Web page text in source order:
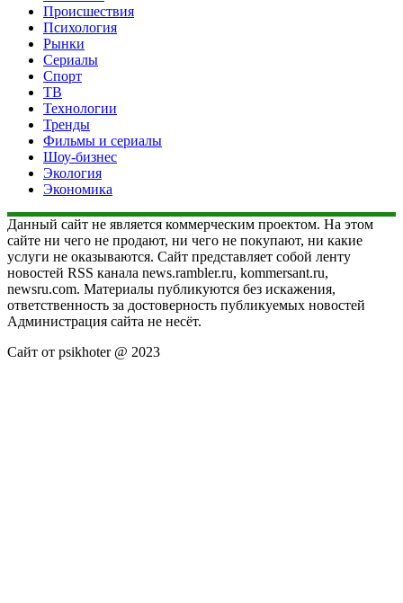
Происшествия
Психология
Рынки
Сериалы
Спорт
ТВ
Технологии
Тренды
Фильмы и сериалы
Шоу-бизнес
Экология
Экономика
Данный сайт не является коммерческим проектом. На этом
сайте ни чего не продают, ни чего не покупают, ни какие
услуги не оказываются. Сайт представляет собой ленту
новостей RSS канала news.rambler.ru, kommersant.ru,
newsru.com. Материалы публикуются без искажения,
ответственность за достоверность публикуемых новостей
Администрация сайта не несёт.
Сайт от psikhoter @ 2023